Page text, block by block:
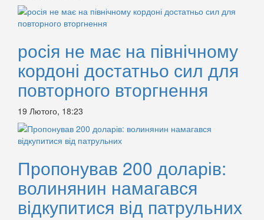
росія не має на північному
кордоні достатньо сил для
повторного вторгнення
19 Лютого, 18:23
Пропонував 200 доларів:
волинянин намагався
відкупитися від патрульних